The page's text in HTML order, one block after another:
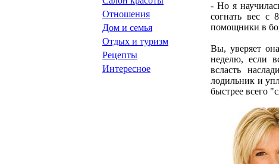
Отношения
Дом и семья
Отдых и туризм
Рецепты
Интересное
- Но я
согнать вес с
помощники в
Вы, уверяет
неделю, если
всласть
лодильник и
быстрее всего